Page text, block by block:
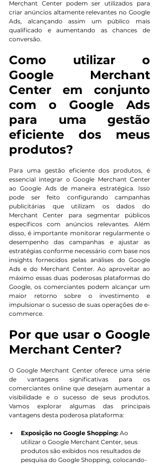
Merchant Center podem ser utilizados para
criar anúncios altamente relevantes no Google
Ads, alcançando assim um público mais
qualificado e aumentando as chances de
conversão.
Como utilizar o
Google Merchant
Center em conjunto
com o Google Ads
para uma gestão
eficiente dos meus
produtos?
Para uma gestão eficiente dos produtos, é
essencial integrar o Google Merchant Center
ao Google Ads de maneira estratégica. Isso
pode ser feito configurando campanhas
publicitárias que utilizam os dados do
Merchant Center para segmentar públicos
específicos com anúncios relevantes. Além
disso, é importante monitorar regularmente o
desempenho das campanhas e ajustar as
estratégias conforme necessário com base nos
insights fornecidos pelas análises do Google
Ads e do Merchant Center. Ao aproveitar ao
máximo essas duas poderosas plataformas do
Google, os comerciantes podem alcançar um
maior retorno sobre o investimento e
impulsionar o sucesso de suas operações de e-
commerce.
Por que usar o Google
Merchant Center?
O Google Merchant Center oferece uma série
de vantagens significativas para os
comerciantes online que desejam aumentar a
visibilidade e o sucesso de seus produtos.
Vamos explorar algumas das principais
vantagens desta poderosa plataforma:
Exposição no Google Shopping: Ao
utilizar o Google Merchant Center, seus
produtos são exibidos nos resultados de
pesquisa do Google Shopping, colocando-